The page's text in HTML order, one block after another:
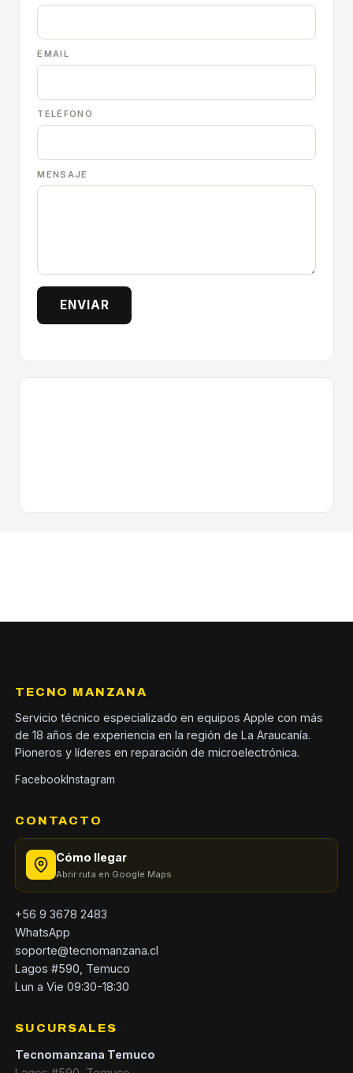
EMAIL
TELÉFONO
MENSAJE
ENVIAR
TECNO MANZANA
Servicio técnico especializado en equipos Apple con más
de 18 años de experiencia en la región de La Araucanía.
Pioneros y líderes en reparación de microelectrónica.
FacebookInstagram
CONTACTO
Cómo llegar
Abrir ruta en Google Maps
+56 9 3678 2483
WhatsApp
soporte@tecnomanzana.cl
Lagos #590, Temuco
Lun a Vie 09:30-18:30
SUCURSALES
Tecnomanzana Temuco